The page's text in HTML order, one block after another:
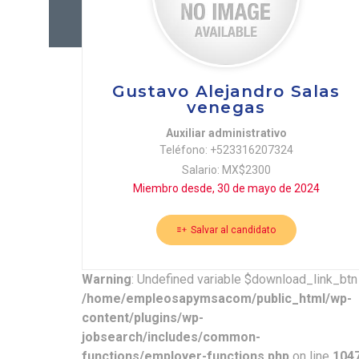
Gustavo Alejandro Salas
venegas
Auxiliar administrativo
Teléfono: +523316207324
Salario: MX$2300
Miembro desde, 30 de mayo de 2024
Salvar al candidato
Warning: Undefined variable
/home/empleosapymsacom/public_html/wp-
content/plugins/wp-
jobsearch/includes/common-